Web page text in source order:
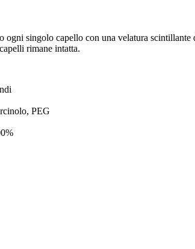
singolo capello con una velatura
rimane intatta.
PEG